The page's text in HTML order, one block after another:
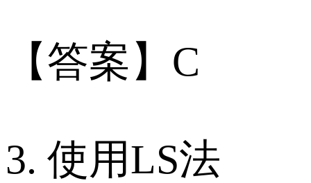
【答案】C
3. 使用LS法